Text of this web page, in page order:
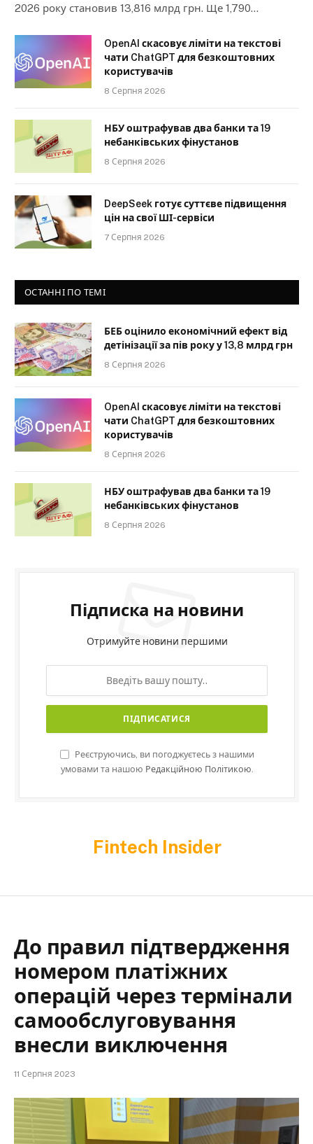
2026 року становив 13,816 млрд грн. Ще 1,790…
OpenAI скасовує ліміти на текстові
чати ChatGPT для безкоштовних
користувачів
8 Серпня 2026
НБУ оштрафував два банки та 19
небанківських фінустанов
8 Серпня 2026
DeepSeek готує суттєве підвищення
цін на свої ШІ-сервіси
7 Серпня 2026
ОСТАННІ ПО ТЕМІ
БЕБ оцінило економічний ефект від
детінізації за пів року у 13,8 млрд грн
8 Серпня 2026
OpenAI скасовує ліміти на текстові
чати ChatGPT для безкоштовних
користувачів
8 Серпня 2026
НБУ оштрафував два банки та 19
небанківських фінустанов
8 Серпня 2026
Підписка на новини
Отримуйте новини першими
Реєструючись, ви погоджуєтесь з нашими
умовами та нашою Редакційною Політикою.
Fintech Insider
До правил підтвердження
номером платіжних
операцій через термінали
самообслуговування
внесли виключення
11 Серпня 2023